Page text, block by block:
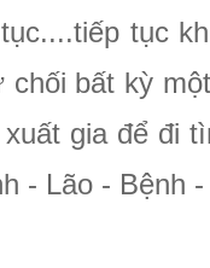
tục
chối bất kỳ
gia để đi
- Lão - Bệnh